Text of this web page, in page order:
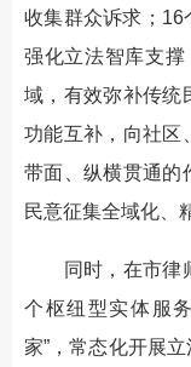
收集群众诉求；16
强化立法智库支
域，有效弥补传统
功能互补，向社区
带面、纵横贯通的
民意征集全域化、
同时，在市律师
个枢纽型实体服
家”，常态化开展